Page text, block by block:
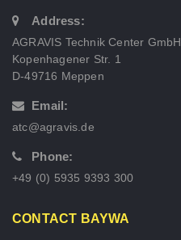
Address:
AGRAVIS Technik Center GmbH
Kopenhagener Str. 1
D-49716 Meppen
Email:
atc@agravis.de
Phone:
+49 (0) 5935 9393 300
CONTACT BAYWA